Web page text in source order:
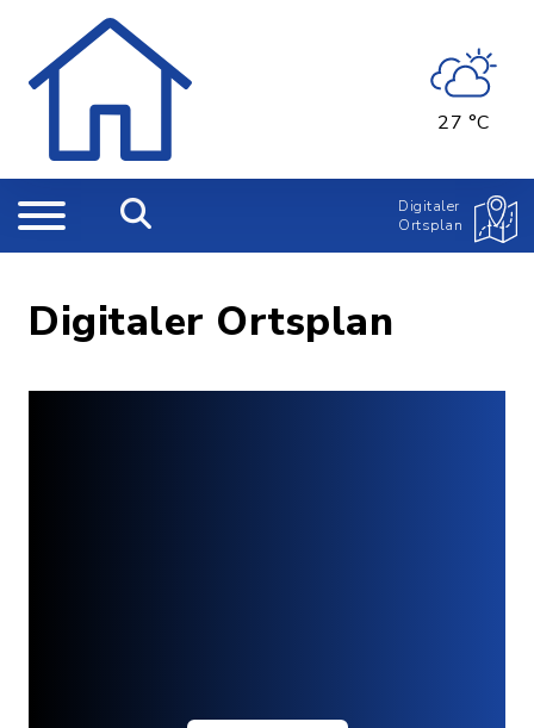
27 °C
Digitaler
Ortsplan
Digitaler Ortsplan